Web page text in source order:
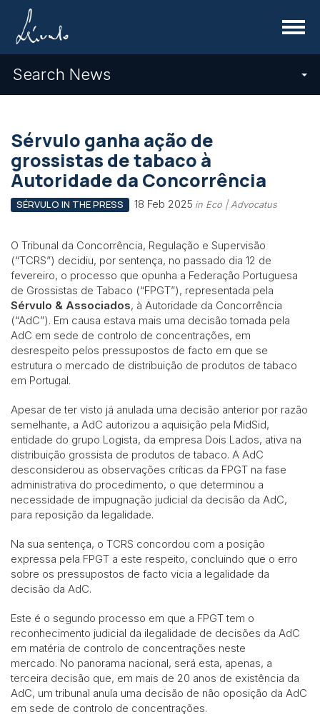
Menu
Search News
Sérvulo ganha ação de
grossistas de tabaco à
Autoridade da Concorrência
SÉRVULO IN THE PRESS 18 Feb 2025 in Eco | Advocatus
O Tribunal da Concorrência, Regulação e Supervisão
(“TCRS”) decidiu, por sentença, no passado dia 12 de
fevereiro, o processo que opunha a Federação Portuguesa
de Grossistas de Tabaco (“FPGT”), representada pela
Sérvulo & Associados, à Autoridade da Concorrência
(“AdC”). Em causa estava mais uma decisão tomada pela
AdC em sede de controlo de concentrações, em
desrespeito pelos pressupostos de facto em que se
estrutura o mercado de distribuição de produtos de tabaco
em Portugal.
Apesar de ter visto já anulada uma decisão anterior por razão
semelhante, a AdC autorizou a aquisição pela MidSid,
entidade do grupo Logista, da empresa Dois Lados, ativa na
distribuição grossista de produtos de tabaco. A AdC
desconsiderou as observações críticas da FPGT na fase
administrativa do procedimento, o que determinou a
necessidade de impugnação judicial da decisão da AdC,
para reposição da legalidade.
Na sua sentença, o TCRS concordou com a posição
expressa pela FPGT a este respeito, concluindo que o erro
sobre os pressupostos de facto vicia a legalidade da
decisão da AdC.
Este é o segundo processo em que a FPGT tem o
reconhecimento judicial da ilegalidade de decisões da AdC
em matéria de controlo de concentrações neste
mercado. No panorama nacional, será esta, apenas, a
terceira decisão que, em mais de 20 anos de existência da
AdC, um tribunal anula uma decisão de não oposição da AdC
em sede de controlo de concentrações.